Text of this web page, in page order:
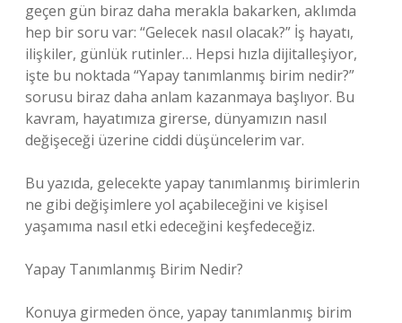
geçen gün biraz daha merakla bakarken, aklımda
hep bir soru var: “Gelecek nasıl olacak?” İş hayatı,
ilişkiler, günlük rutinler… Hepsi hızla dijitalleşiyor,
işte bu noktada “Yapay tanımlanmış birim nedir?”
sorusu biraz daha anlam kazanmaya başlıyor. Bu
kavram, hayatımıza girerse, dünyamızın nasıl
değişeceği üzerine ciddi düşüncelerim var.
Bu yazıda, gelecekte yapay tanımlanmış birimlerin
ne gibi değişimlere yol açabileceğini ve kişisel
yaşamıma nasıl etki edeceğini keşfedeceğiz.
Yapay Tanımlanmış Birim Nedir?
Konuya girmeden önce, yapay tanımlanmış birim